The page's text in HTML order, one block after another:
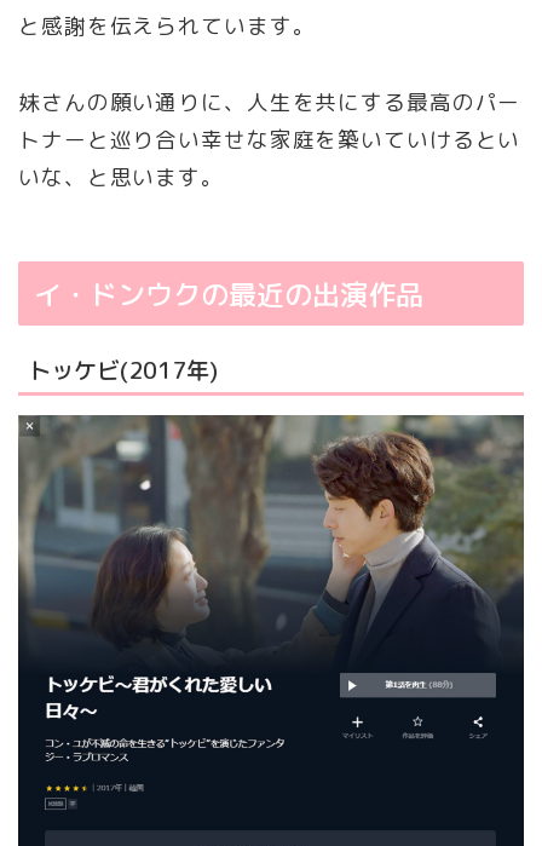
と感謝を伝えられています。
妹さんの願い通りに、人生を共にする最高のパー
トナーと巡り合い幸せな家庭を築いていけるとい
いな、と思います。
イ・ドンウクの最近の出演作品
トッケビ(2017年)